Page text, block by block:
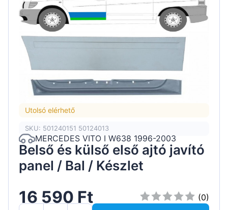
Utolsó elérhető
SKU: 501240151 50124013
MERCEDES VITO I W638 1996-2003
Belső és külső első ajtó javító
panel / Bal / Készlet
16 590 Ft
(0)